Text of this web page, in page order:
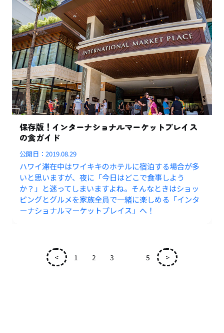
保存版！インターナショナルマーケットプレイス
の食ガイド
公開日：2019.08.29
ハワイ滞在中はワイキキのホテルに宿泊する場合が多
いと思いますが、夜に「今日はどこで食事しよう
か？」と迷ってしまいますよね。そんなときはショッ
ピングとグルメを家族全員で一緒に楽しめる「インタ
ーナショナルマーケットプレイス」へ！
< 1 2 3 5 >